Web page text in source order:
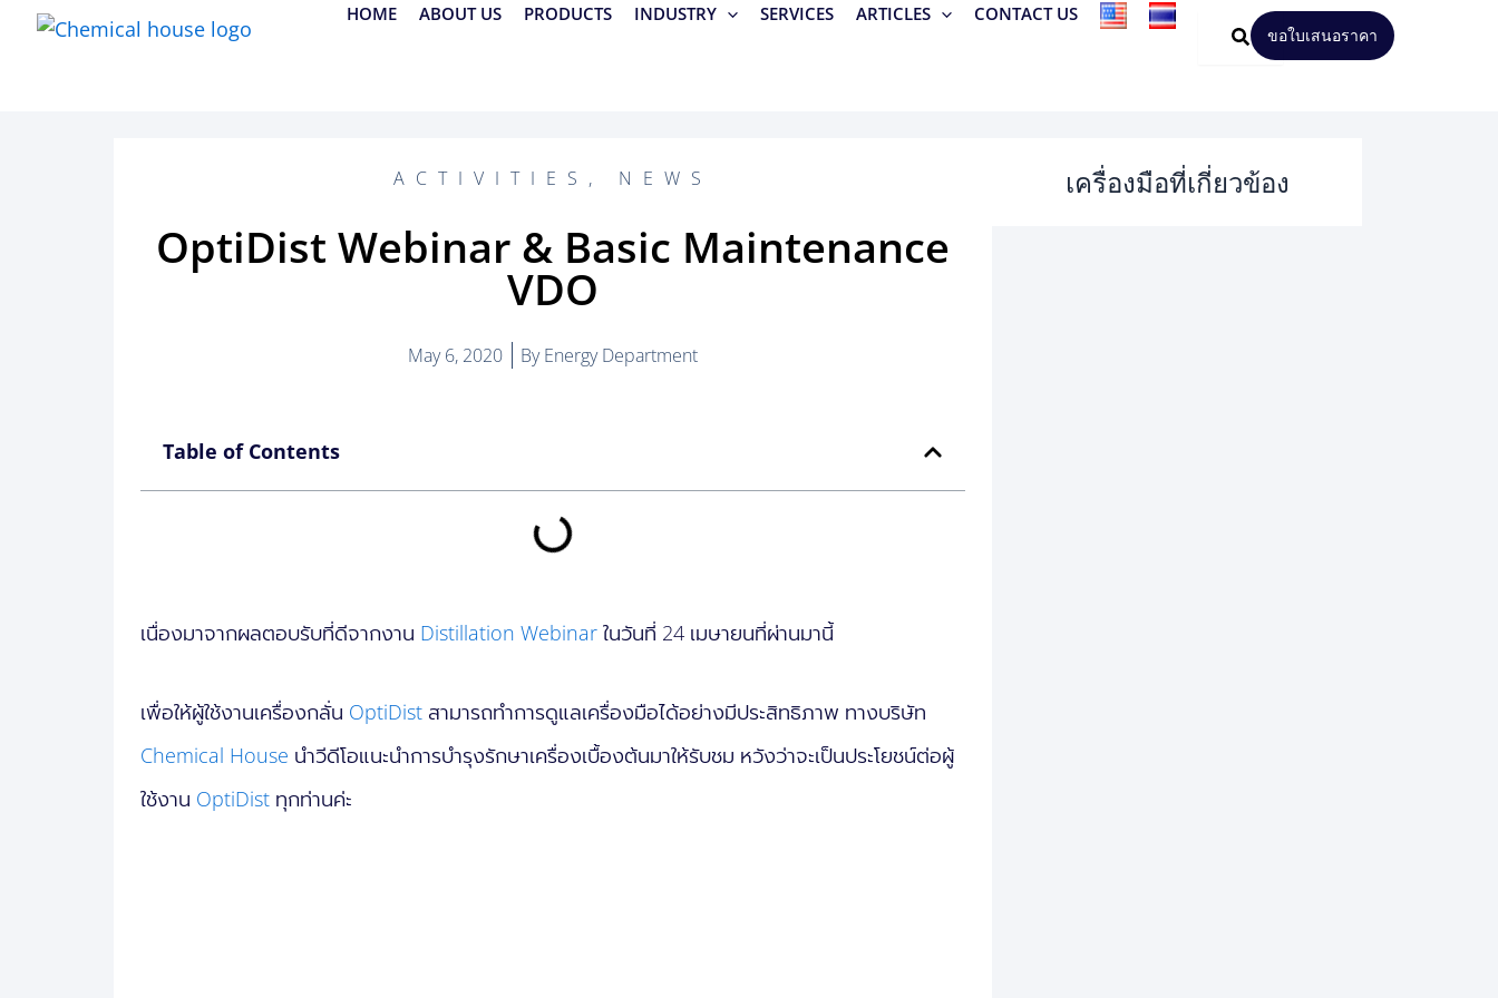
Skip
HOME ABOUT US PRODUCTS INDUSTRY SERVICES ARTICLES CONTACT US
ขอใบเสนอราคา
ACTIVITIES , NEWS
OptiDist Webinar & Basic Maintenance
VDO
May 6, 2020 ByEnergy Department
Table of Contents
เนื่องมาจากผลตอบรับที่ดีจากงาน Distillation Webinar ในวันที่ 24 เมษายนที่ผ่านมานี้
เพื่อให้ผู้ใช้งานเครื่องกลั่น OptiDist สามารถทำการดูแลเครื่องมือได้อย่างมีประสิทธิภาพ ทางบริษัท
Chemical House นำวีดีโอแนะนำการบำรุงรักษาเครื่องเบื้องต้นมาให้รับชม หวังว่าจะเป็นประโยชน์ต่อผู้
ใช้งาน OptiDist ทุกท่านค่ะ
เครื่องมือที่เกี่ยวข้อง